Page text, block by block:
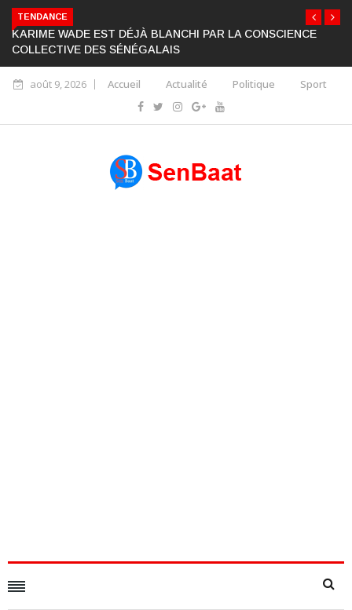
TENDANCE
KARIME WADE EST DÉJÀ BLANCHI PAR LA CONSCIENCE
COLLECTIVE DES SÉNÉGALAIS
août 9, 2026 Accueil Actualité Politique Sport